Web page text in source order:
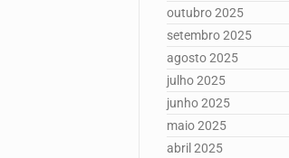
outubro 2025
setembro 2025
agosto 2025
julho 2025
junho 2025
maio 2025
abril 2025